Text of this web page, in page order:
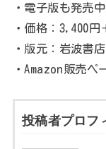
・電子版も発売中
・価格：3,400円
・版元：岩波書店
・Amazon販売ペ
投稿者プロフ